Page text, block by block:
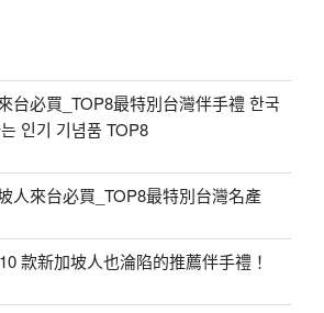
台必買_TOP8最特別台灣伴手禮 한국
인기 기념품 TOP8
人來台必買_TOP8最特別台灣名產
款新加坡人也淪陷的推薦伴手禮！